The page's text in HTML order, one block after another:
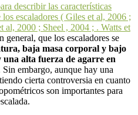
describir las características
escaladores ( Giles et al, 2006 ;
al, 2000 ; Sheel , 2004 ; . Watts et
general, que los escaladores se
baja masa corporal y bajo
alta fuerza de agarre en
Sin embargo, aunque hay una
cierta controversia en cuanto
son importantes para